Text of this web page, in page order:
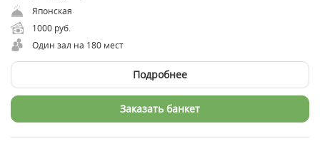
Японская
1000 руб.
Один зал на 180 мест
Подробнее
Заказать банкет